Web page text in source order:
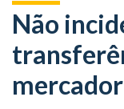
Não